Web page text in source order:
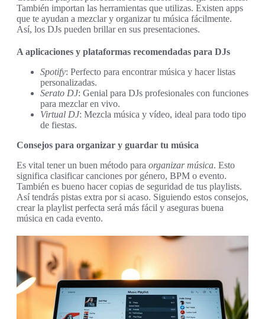
También importan las herramientas que utilizas. Existen apps
que te ayudan a mezclar y organizar tu música fácilmente.
Así, los DJs pueden brillar en sus presentaciones.
A aplicaciones y plataformas recomendadas para DJs
Spotify: Perfecto para encontrar música y hacer listas
personalizadas.
Serato DJ: Genial para DJs profesionales con funciones
para mezclar en vivo.
Virtual DJ: Mezcla música y vídeo, ideal para todo tipo
de fiestas.
Consejos para organizar y guardar tu música
Es vital tener un buen método para organizar música. Esto
significa clasificar canciones por género, BPM o evento.
También es bueno hacer copias de seguridad de tus playlists.
Así tendrás pistas extra por si acaso. Siguiendo estos consejos,
crear la playlist perfecta será más fácil y aseguras buena
música en cada evento.